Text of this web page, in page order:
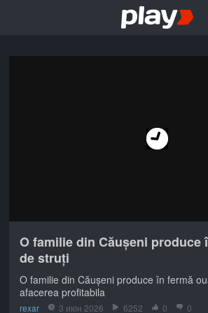
O familie din Căușeni produce
de struți
O familie din Căușeni produce în fermă
afacerea profitabila
rexar 3 июн 2026 6252 0 0